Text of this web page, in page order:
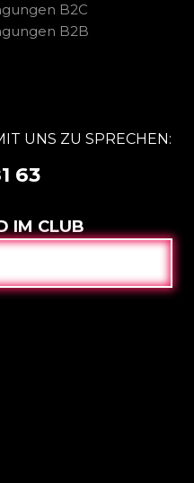
B2C
B2B
UNS ZU SPRECHEN:
63
IM CLUB